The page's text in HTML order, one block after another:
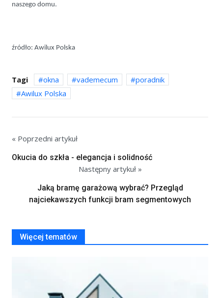
naszego domu.
źródło: Awilux Polska
Tagi okna vademecum
poradnik
Awilux Polska
« Poprzedni artykuł
Okucia do szkła - elegancja i solidność
Następny artykuł »
Jaką bramę garażową wybrać? Przegląd
najciekawszych funkcji bram segmentowych
Więcej tematów